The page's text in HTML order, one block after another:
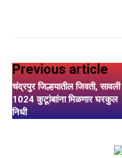
Previous article
चंद्रपुर जिल्हयातील जिवती, सावली
1024 कुटूांबाांना मिळणार घरकुल
निधी